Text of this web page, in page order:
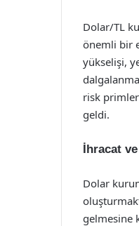
Dolar/TL
önemli bir
yükselişi,
risk
geldi.
İhracat
Dolar
gelmesine